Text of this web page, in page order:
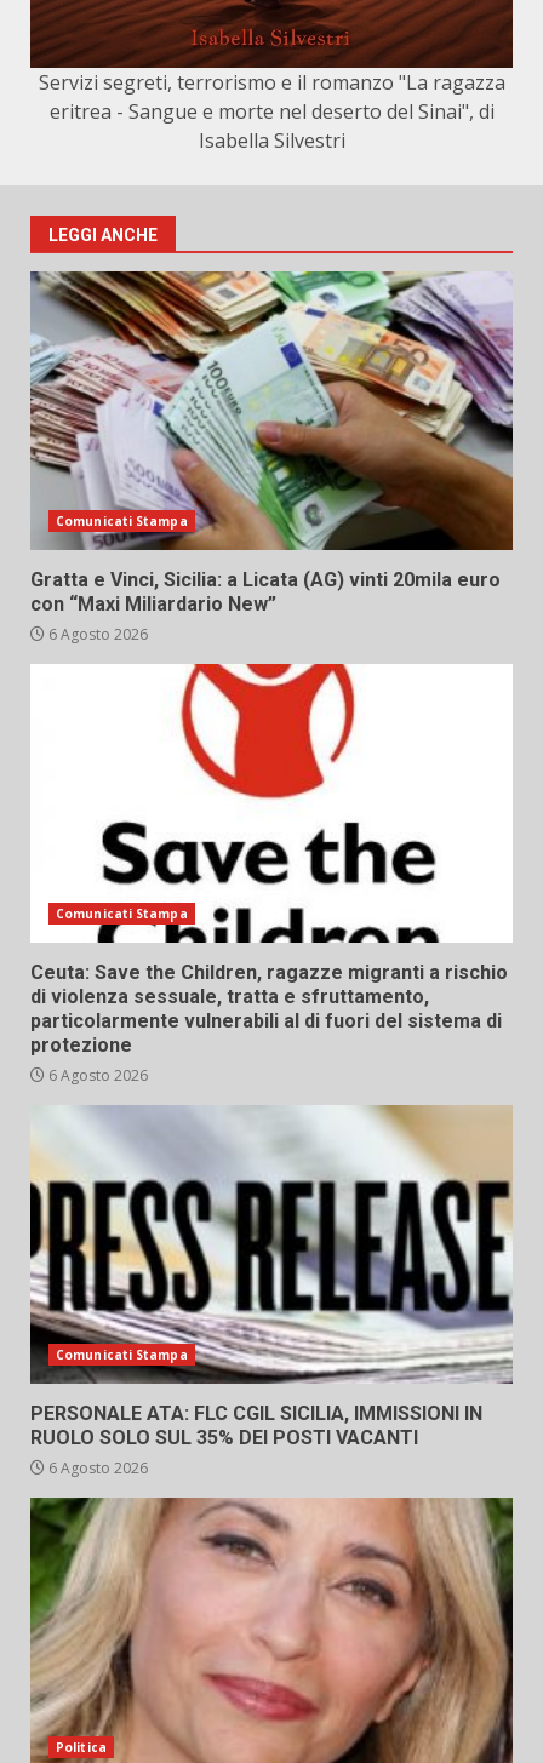
Servizi segreti, terrorismo e il romanzo "La ragazza
eritrea - Sangue e morte nel deserto del Sinai", di
Isabella Silvestri
LEGGI ANCHE
Comunicati Stampa
Gratta e Vinci, Sicilia: a Licata (AG) vinti 20mila euro
con “Maxi Miliardario New”
6 Agosto 2026
Comunicati Stampa
Ceuta: Save the Children, ragazze migranti a rischio
di violenza sessuale, tratta e sfruttamento,
particolarmente vulnerabili al di fuori del sistema di
protezione
6 Agosto 2026
Comunicati Stampa
PERSONALE ATA: FLC CGIL SICILIA, IMMISSIONI IN
RUOLO SOLO SUL 35% DEI POSTI VACANTI
6 Agosto 2026
Politica